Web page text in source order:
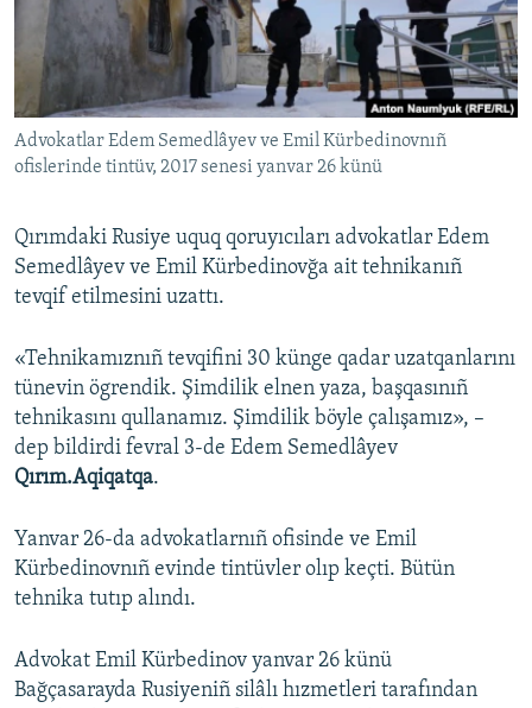
Русский
Українською
QOŞULIÑIZ!
RFE/RS bütün saytları
Advokatlar Edem Semedlâyev ve Emil Kürbedinovnıñ
ofislerinde tintüv, 2017 senesi yanvar 26 künü
Qırımdaki Rusiye uquq qoruyıcıları advokatlar Edem
Semedlâyev ve Emil Kürbedinovğa ait tehnikanıñ
tevqif etilmesini uzattı.
«Tehnikamıznıñ tevqifini 30 künge qadar uzatqanlarını
tünevin ögrendik. Şimdilik elnen yaza, başqasınıñ
tehnikasını qullanamız. Şimdilik böyle çalışamız», –
dep bildirdi fevral 3-de Edem Semedlâyev
Qırım.Aqiqatqa.
Yanvar 26-da advokatlarnıñ ofisinde ve Emil
Kürbedinovnıñ evinde tintüvler olıp keçti. Bütün
tehnika tutıp alındı.
Advokat Emil Kürbedinov yanvar 26 künü
Bağçasarayda Rusiyeniñ silâlı hızmetleri tarafından